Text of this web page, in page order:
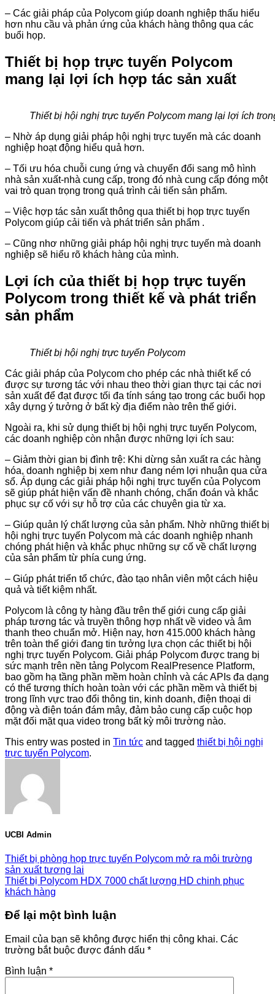
– Các giải pháp của Polycom giúp doanh nghiệp thấu hiểu
hơn nhu cầu và phản ứng của khách hàng thông qua các
buổi họp.
Thiết bị họp trực tuyến Polycom
mang lại lợi ích hợp tác sản xuất
Thiết bị hội nghị trực tuyến Polycom mang lại lợi ích
– Nhờ áp dụng giải pháp hội nghị trực tuyến mà các doanh
nghiệp hoạt động hiểu quả hơn.
– Tối ưu hóa chuỗi cung ứng và chuyển đổi sang mô hình
nhà sản xuất-nhà cung cấp, trong đó nhà cung cấp đóng một
vai trò quan trọng trong quá trình cải tiến sản phẩm.
– Việc hợp tác sản xuất thông qua thiết bị họp trực tuyến
Polycom giúp cải tiến và phát triển sản phẩm .
– Cũng nhơ những giải pháp hội nghị trực tuyến mà doanh
nghiệp sẽ hiểu rõ khách hàng của mình.
Lợi ích của thiết bị họp trực tuyến
Polycom trong thiết kế và phát triển
sản phẩm
Thiết bị hội nghị trực tuyến Polycom
Các giải pháp của Polycom cho phép các nhà thiết kế có
được sự tương tác với nhau theo thời gian thực tại các nơi
sản xuất để đạt được tối đa tính sáng tạo trong các buổi họp
xây dựng ý tưởng ở bất kỳ địa điểm nào trên thế giới.
Ngoài ra, khi sử dụng thiết bị hội nghị trực tuyến Polycom,
các doanh nghiệp còn nhận được những lợi ích sau:
– Giảm thời gian bị đình trệ: Khi dừng sản xuất ra các hàng
hóa, doanh nghiệp bị xem như đang ném lợi nhuận qua cửa
sổ. Áp dụng các giải pháp hội nghị trực tuyến của Polycom
sẽ giúp phát hiện vấn đề nhanh chóng, chẩn đoán và khắc
phục sự cố với sự hỗ trợ của các chuyên gia từ xa.
– Giúp quản lý chất lượng của sản phẩm. Nhờ những thiết bị
hội nghị trực tuyến Polycom mà các doanh nghiệp nhanh
chóng phát hiện và khắc phục những sự cố về chất lượng
của sản phẩm từ phía cung ứng.
– Giúp phát triển tổ chức, đào tạo nhân viên một cách hiệu
quả và tiết kiệm nhất.
Polycom là công ty hàng đầu trên thế giới cung cấp giải
pháp tương tác và truyền thông hợp nhất về video và âm
thanh theo chuẩn mở. Hiện nay, hơn 415.000 khách hàng
trên toàn thế giới đang tin tưởng lựa chọn các thiết bị hội
nghị trực tuyến Polycom. Giải pháp Polycom được trang bị
sức mạnh trên nền tảng Polycom RealPresence Platform,
bao gồm hạ tầng phần mềm hoàn chỉnh và các APIs đa dạng
có thể tương thích hoàn toàn với các phần mềm và thiết bị
trong lĩnh vực trao đổi thông tin, kinh doanh, điện thoại di
động và điện toán đám mây, đảm bảo cung cấp cuộc họp
mặt đối mặt qua video trong bất kỳ môi trường nào.
This entry was posted in Tin tức and tagged thiết bị hội nghị
trực tuyến Polycom.
UCBI Admin
Thiết bị phòng họp trực tuyến Polycom mở ra môi trường
sản xuất tương lai
Thiết bị Polycom HDX 7000 chất lượng HD chinh phục
khách hàng
Để lại một bình luận
Email của bạn sẽ không được hiển thị công khai. Các
trường bắt buộc được đánh dấu *
Bình luận *